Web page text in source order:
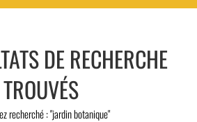
DE RECHERCHE
TROUVÉS
recherché : "jardin botanique"